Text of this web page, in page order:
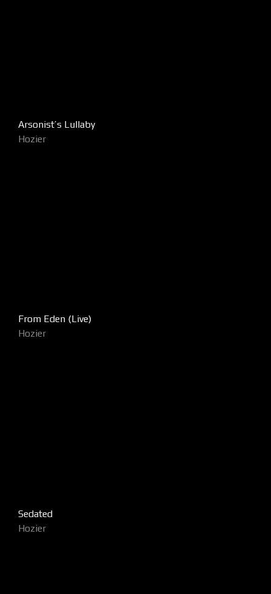
Arsonist’s Lullaby
Hozier
From Eden (Live)
Hozier
Sedated
Hozier